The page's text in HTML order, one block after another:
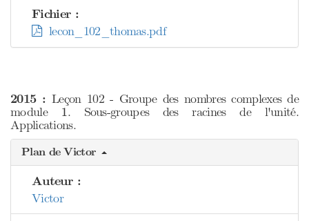
Fichier :
lecon_102_thomas.pdf
2015 : Leçon 102 - Groupe des nombres complexes de
module 1
1. Sous-groupes des racines de l'unité.
Applications.
Plan de Victor
Auteur :
Victor